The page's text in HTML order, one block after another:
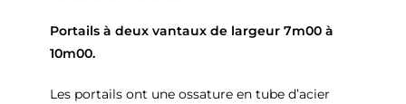
Portails à deux vantaux de largeur 7m00 à
10m00.
Les portails ont une ossature en tube d’acier